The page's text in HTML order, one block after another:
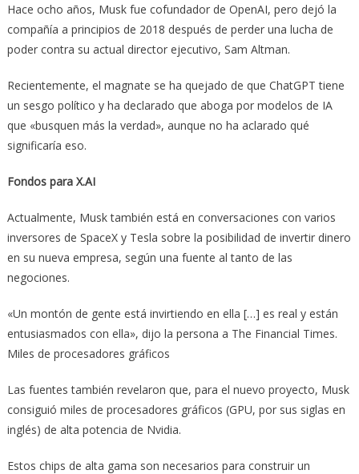
Hace ocho años, Musk fue cofundador de OpenAI, pero dejó la
compañía a principios de 2018 después de perder una lucha de
poder contra su actual director ejecutivo, Sam Altman.
Recientemente, el magnate se ha quejado de que ChatGPT tiene
un sesgo político y ha declarado que aboga por modelos de IA
que «busquen más la verdad», aunque no ha aclarado qué
significaría eso.
Fondos para X.AI
Actualmente, Musk también está en conversaciones con varios
inversores de SpaceX y Tesla sobre la posibilidad de invertir dinero
en su nueva empresa, según una fuente al tanto de las
negociones.
«Un montón de gente está invirtiendo en ella […] es real y están
entusiasmados con ella», dijo la persona a The Financial Times.
Miles de procesadores gráficos
Las fuentes también revelaron que, para el nuevo proyecto, Musk
consiguió miles de procesadores gráficos (GPU, por sus siglas en
inglés) de alta potencia de Nvidia.
Estos chips de alta gama son necesarios para construir un